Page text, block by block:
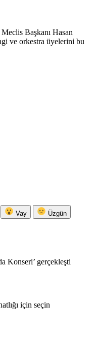
Başkanı Hasan
ve orkestra üyelerini bu
Vay Üzgün
Konseri’ gerçekleşti
için seçin